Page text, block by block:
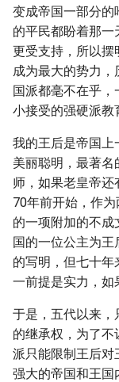
变成帝国一部分的
的平民都盼着那
更受支持，所以摆
成为最大的势力
国派都毫不在乎
小接受的强硬派教
我的王后是帝国上
美丽聪明，最著
师，如果老皇帝
70年前开始，作
的一项附加的不
国的一位公主为
的写明，但七十
一前提是实力，如
于是，五代以来，
的继承权，为了
派只能限制王后对
强大的帝国和王国